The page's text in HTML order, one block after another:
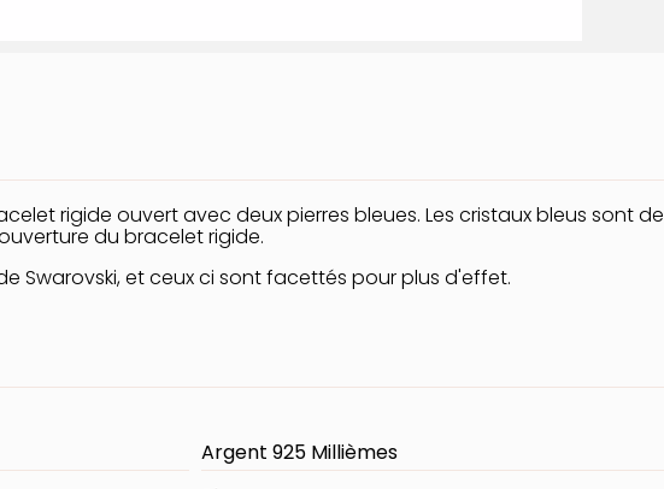
rigide ouvert avec deux pierres bleues. Les cristaux bleus sont de
du bracelet rigide.
Swarovski, et ceux ci sont facettés pour plus d'effet.
Argent 925 Millièmes